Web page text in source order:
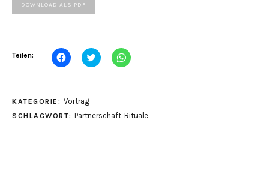
DOWNLOAD ALS PDF
Teilen: Klick,
um
(Wird
neuem
Klick,
um
neuem
Klicken,
um
in
neuem
KATEGORIE: Vortrag
SCHLAGWORT: Partnerschaft Rituale